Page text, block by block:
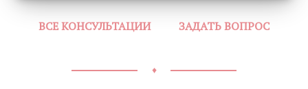
ВСЕ КОНСУЛЬТАЦИИ ЗАДАТЬ ВОПРОС
♦